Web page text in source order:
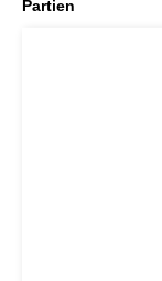
Partien